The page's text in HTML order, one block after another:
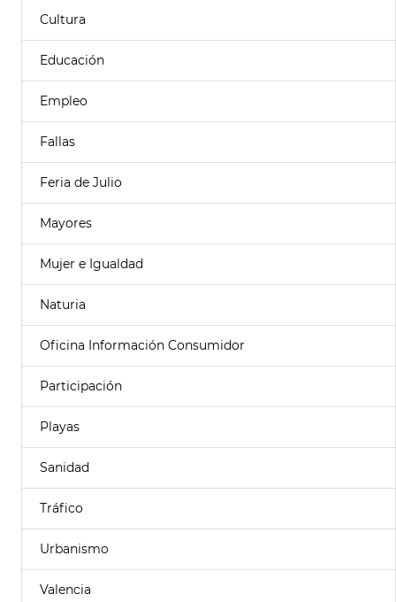
Cultura
Educación
Empleo
Fallas
Feria de Julio
Mayores
Mujer e Igualdad
Naturia
Oficina Información Consumidor
Participación
Playas
Sanidad
Tráfico
Urbanismo
Valencia